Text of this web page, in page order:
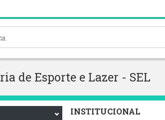
de Esporte e Lazer - SEL
INSTITUCIONAL